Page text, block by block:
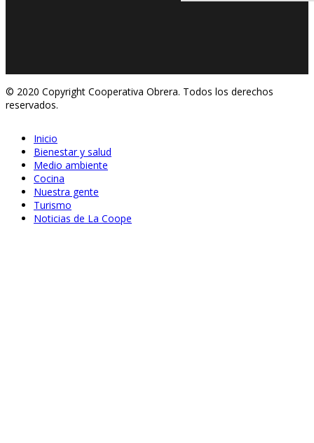
© 2020 Copyright Cooperativa Obrera. Todos los derechos
reservados.
Inicio
Bienestar y salud
Medio ambiente
Cocina
Nuestra gente
Turismo
Noticias de La Coope